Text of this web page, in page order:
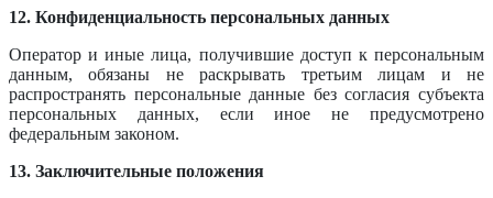
12. Конфиденциальность персональных данных
Оператор и иные лица, получившие доступ к персональным
данным, обязаны не раскрывать третьим лицам и не
распространять персональные данные без согласия субъекта
персональных данных, если иное не предусмотрено
федеральным законом.
13. Заключительные положения